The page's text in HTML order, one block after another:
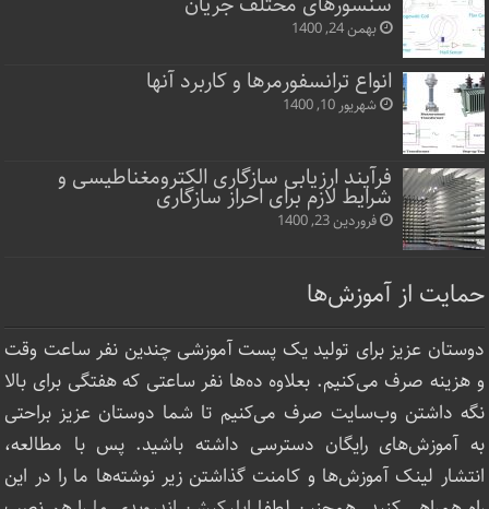
بهمن 24, 1400
انواع ترانسفورمرها و کاربرد آنها
شهریور 10, 1400
فرآیند ارزیابی سازگاری الکترومغناطیسی و
شرایط لازم برای احراز سازگاری
فروردین 23, 1400
حمایت از آموزش‌ها
دوستان عزیز برای تولید یک پست آموزشی چندین نفر ساعت‌ وقت
و هزینه صرف می‌کنیم. بعلاوه ده‌ها نفر ساعتی که هفتگی برای بالا
نگه داشتن وب‌سایت صرف ‌می‌کنیم تا شما دوستان عزیز براحتی
به آموزش‌های رایگان دسترسی داشته باشید. پس با مطالعه،
انتشار لینک‌ آموزش‌ها و کامنت گذاشتن زیر نوشته‌‌ها ما را در این